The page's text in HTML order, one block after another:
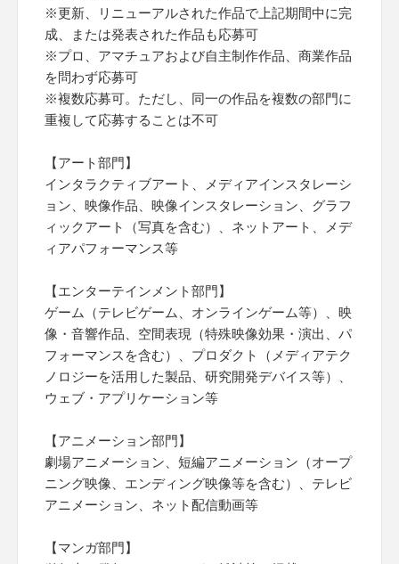
※更新、リニューアルされた作品で上記期間中に完
成、または発表された作品も応募可
※プロ、アマチュアおよび自主制作作品、商業作品
を問わず応募可
※複数応募可。ただし、同一の作品を複数の部門に
重複して応募することは不可
【アート部門】
インタラクティブアート、メディアインスタレーシ
ョン、映像作品、映像インスタレーション、グラフ
ィックアート（写真を含む）、ネットアート、メデ
ィアパフォーマンス等
【エンターテインメント部門】
ゲーム（テレビゲーム、オンラインゲーム等）、映
像・音響作品、空間表現（特殊映像効果・演出、パ
フォーマンスを含む）、プロダクト（メディアテク
ノロジーを活用した製品、研究開発デバイス等）、
ウェブ・アプリケーション等
【アニメーション部門】
劇場アニメーション、短編アニメーション（オープ
ニング映像、エンディング映像等を含む）、テレビ
アニメーション、ネット配信動画等
【マンガ部門】